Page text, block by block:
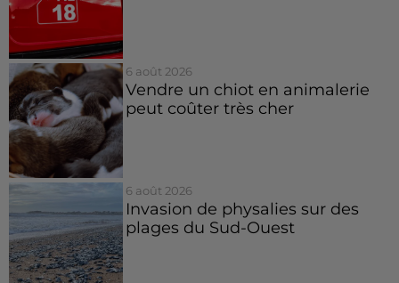
6 août 2026
Vendre un chiot en animalerie
peut coûter très cher
6 août 2026
Invasion de physalies sur des
plages du Sud-Ouest